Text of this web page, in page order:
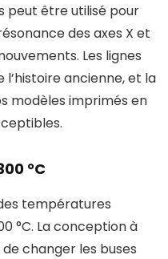
peut être utilisé pour
des axes X et
Les lignes
ancienne, et la
modèles imprimés en
°C
températures
°C. La conception à
changer les buses